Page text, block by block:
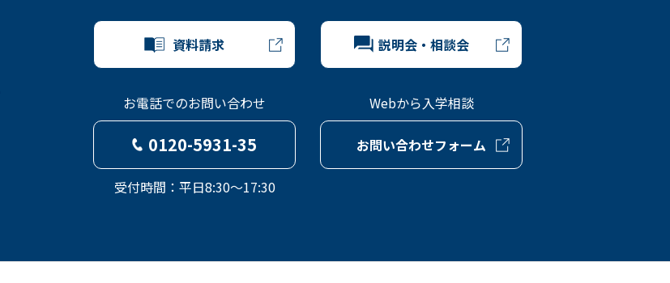
資料請求 説明会・相談会
お電話でのお問い合わせ
0120-5931-35
受付時間：平日8:30～17:30
Webから入学相談
お問い合わせフォーム